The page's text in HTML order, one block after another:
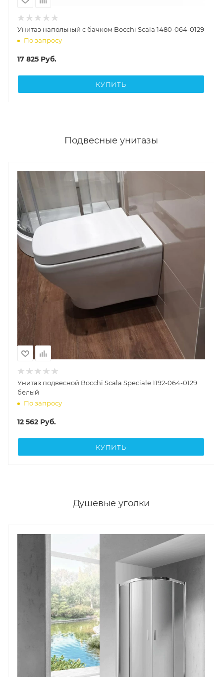
Унитаз напольный с бачком Bocchi Scala 1480-064-0129
По запросу
17 825 Руб.
КУПИТЬ
Подвесные унитазы
Унитаз подвесной Bocchi Scala Speciale 1192-064-0129
белый
По запросу
12 562 Руб.
КУПИТЬ
Душевые уголки